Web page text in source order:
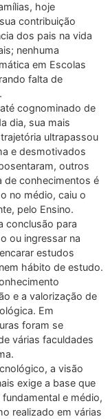
hoje
contribuição
dos pais na vida
nenhuma
em Escolas
falta de
cognominado de
dia, sua mais
ultrapassou
e desmotivados
outros
de conhecimentos é
no médio, caiu o
pelo Ensino.
conclusão para
ou ingressar na
estudos
hábito de estudo.
e a valorização de
Em
foram se
várias faculdades
a visão
exige a base que
e médio,
realizado em várias